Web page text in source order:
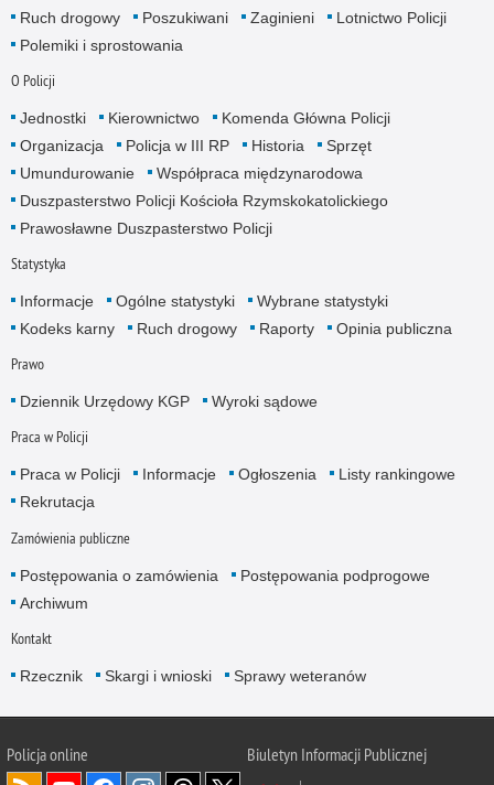
Ruch drogowy
Poszukiwani Zaginieni
Lotnictwo Policji
Polemiki i sprostowania
O Policji
Jednostki Kierownictwo
Komenda Główna Policji
Organizacja
Policja w III RP Historia
Sprzęt
Umundurowanie
Współpraca międzynarodowa
Duszpasterstwo Policji Kościoła Rzymskokatolickiego
Prawosławne Duszpasterstwo Policji
Statystyka
Informacje Ogólne statystyki
Wybrane statystyki
Kodeks karny
Ruch drogowy Raporty Opinia publiczna
Prawo
Dziennik Urzędowy KGP Wyroki sądowe
Praca w Policji
Praca w Policji Informacje Ogłoszenia
Listy rankingowe
Rekrutacja
Zamówienia publiczne
Postępowania o zamówienia
Postępowania podprogowe
Archiwum
Kontakt
Rzecznik Skargi i wnioski Sprawy weteranów
Policjaonline
Biuletyn Informacji Publicznej